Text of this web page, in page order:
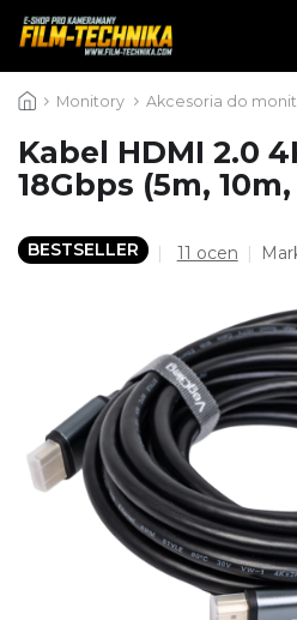
do
Monitory Akcesoria do
Kabel HDMI 2.0
18Gbps (5m, 10m,
BESTSELLER
Średnia
4,4
na
5
gwiazdek.
11 ocen